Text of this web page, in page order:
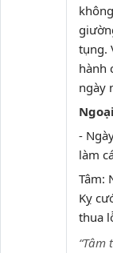
tụng.
hành
ngày
-
làm
Tâm:
Kỵ
thua